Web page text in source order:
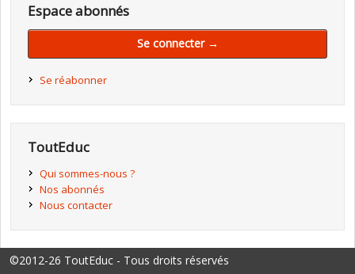
Espace abonnés
Se connecter →
Se réabonner
ToutEduc
Qui sommes-nous ?
Nos abonnés
Nous contacter
©2012-26 ToutEduc - Tous droits réservés